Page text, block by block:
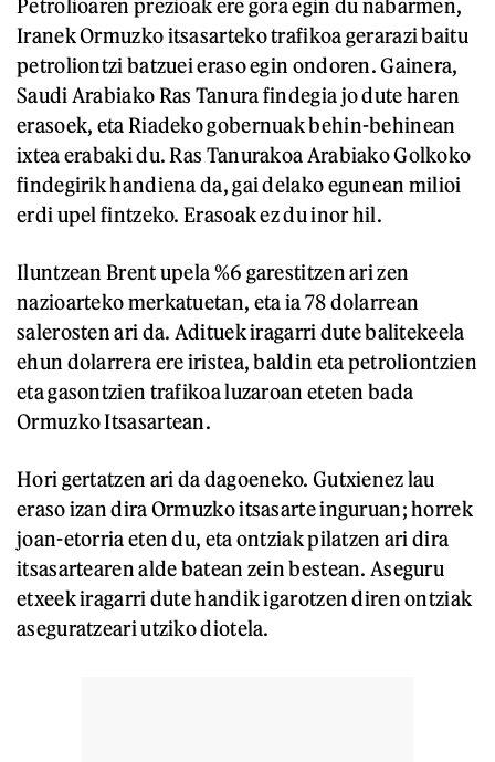
Petrolioaren prezioak ere gora egin du nabarmen,
Iranek Ormuzko itsasarteko trafikoa gerarazi baitu
petroliontzi batzuei eraso egin ondoren. Gainera,
Saudi Arabiako Ras Tanura findegia jo dute haren
erasoek, eta Riadeko gobernuak behin-behinean
ixtea erabaki du. Ras Tanurakoa Arabiako Golkoko
findegirik handiena da, gai delako egunean milioi
erdi upel fintzeko. Erasoak ez du inor hil.
Iluntzean Brent upela %6 garestitzen ari zen
nazioarteko merkatuetan, eta ia 78 dolarrean
salerosten ari da. Adituek iragarri dute balitekeela
ehun dolarrera ere iristea, baldin eta petroliontzien
eta gasontzien trafikoa luzaroan eteten bada
Ormuzko Itsasartean.
Hori gertatzen ari da dagoeneko. Gutxienez lau
eraso izan dira Ormuzko itsasarte inguruan; horrek
joan-etorria eten du, eta ontziak pilatzen ari dira
itsasartearen alde batean zein bestean. Aseguru
etxeek iragarri dute handik igarotzen diren ontziak
aseguratzeari utziko diotela.